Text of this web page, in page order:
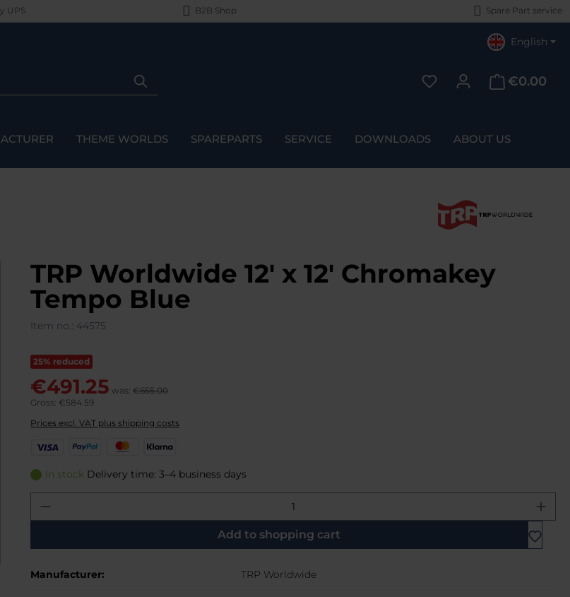
UPS B2B Shop Spare Part service
English
You have 0 wishlist items
€0.00
THEME WORLDS SPAREPARTS SERVICE DOWNLOADS
ABOUT US
TRP Worldwide 12' x 12' Chromakey
Tempo Blue
Item no.: 44575
25% reduced
€491.25 was: €655.00
Gross: €584.59
Prices excl. VAT plus shipping costs
s
P
y
l
s
r
a
K
a
a
In stock Delivery time: 3–4 business days
Product Quantity: Enter the desired amount or use the
Add to shopping cart
Manufacturer: TRP Worldwide